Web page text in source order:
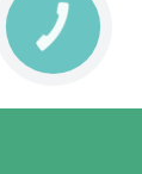
КНОПКА
ЗВ'ЯЗКУ